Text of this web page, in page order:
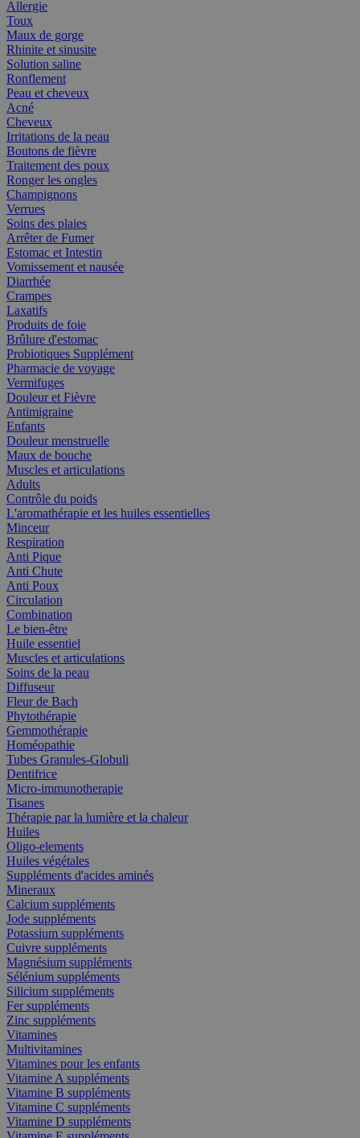
Allergie
Toux
Maux de gorge
Rhinite et sinusite
Solution saline
Ronflement
Peau et cheveux
Acné
Cheveux
Irritations de la peau
Boutons de fièvre
Traitement des poux
Ronger les ongles
Champignons
Verrues
Soins des plaies
Arrêter de Fumer
Estomac et Intestin
Vomissement et nausée
Diarrhée
Crampes
Laxatifs
Produits de foie
Brûlure d'estomac
Probiotiques Supplément
Pharmacie de voyage
Vermifuges
Douleur et Fièvre
Antimigraine
Enfants
Douleur menstruelle
Maux de bouche
Muscles et articulations
Adults
Contrôle du poids
L'aromathérapie et les huiles essentielles
Minceur
Respiration
Anti Pique
Anti Chute
Anti Poux
Circulation
Combination
Le bien-être
Huile essentiel
Muscles et articulations
Soins de la peau
Diffuseur
Fleur de Bach
Phytothérapie
Gemmothérapie
Homéopathie
Tubes Granules-Globuli
Dentifrice
Micro-immunotherapie
Tisanes
Thérapie par la lumière et la chaleur
Huiles
Oligo-elements
Huiles végétales
Suppléments d'acides aminés
Mineraux
Calcium suppléments
Jode suppléments
Potassium suppléments
Cuivre suppléments
Magnésium suppléments
Sélénium suppléments
Silicium suppléments
Fer suppléments
Zinc suppléments
Vitamines
Multivitamines
Vitamines pour les enfants
Vitamine A suppléments
Vitamine B suppléments
Vitamine C suppléments
Vitamine D suppléments